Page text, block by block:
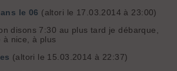
le 06 (altori le 17.03.2014 à 23:00)
disons 7:30 au plus tard je débarque,
à nice, à plus
(altori le 15.03.2014 à 22:37)